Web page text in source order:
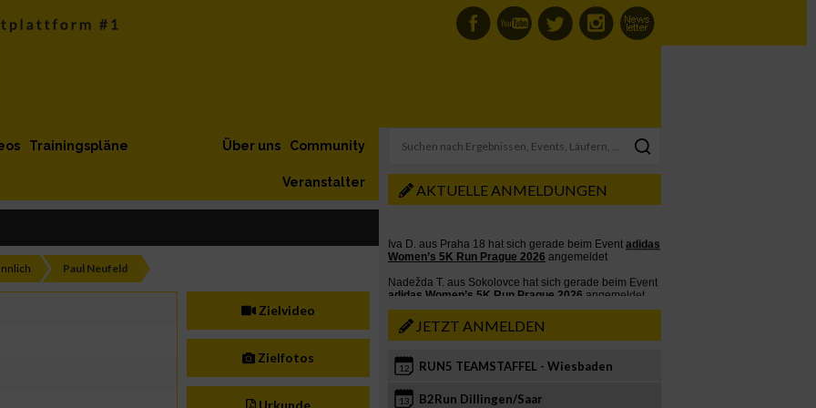
Trainingspläne Community
Über uns
Veranstalter
Paul Neufeld
Zielvideo
Zielfotos
Urkunde
AKTUELLE ANMELDUNGEN
JETZT ANMELDEN
12 RUN5 TEAMSTAFFEL - Wiesbaden
13 B2Run Dillingen/Saar